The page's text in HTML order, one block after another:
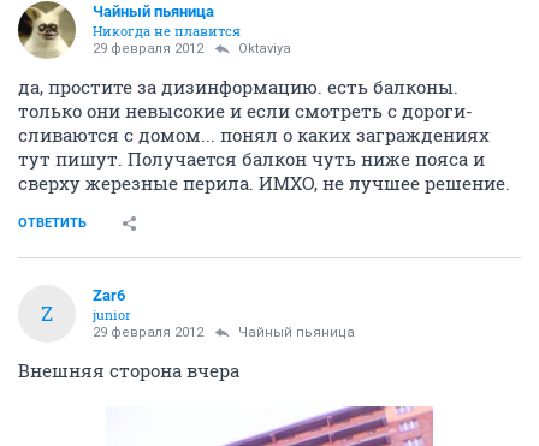
Чайный пьяница
Никогда не плавится
29 февраля 2012 Oktaviya
да, простите за дизинформацию. есть балконы.
только они невысокие и если смотреть с дороги-
сливаются с домом... понял о каких заграждениях
тут пишут. Получается балкон чуть ниже пояса и
сверху жерезные перила. ИМХО, не лучшее решение.
ОТВЕТИТЬ
Z
Zar6
junior
29 февраля 2012 Чайный пьяница
Внешняя сторона вчера